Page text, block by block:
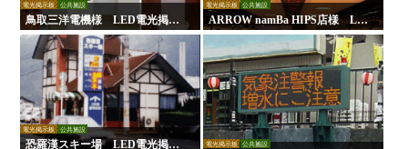
電光掲示板 公共施設
鳥取三洋電機様 LED電光掲示
板
電光掲示板 公共施設
ARROW namBa HIPS店様 LE
D電光掲示板
電光掲示板 公共施設
恐羅漢スキー場 LED電光掲示
電光掲示板 公共施設